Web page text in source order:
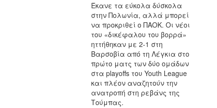
Έκανε τα εύκολα δύσκολα
στην Πολωνία, αλλά μπορεί
να προκριθεί ο ΠΑΟΚ. Οι νέοι
του «δικέφαλου του βορρά»
ηττήθηκαν με 2-1 στη
Βαρσοβία από τη Λέγκια στο
πρώτο ματς των δύο ομάδων
στα playoffs του Youth League
και πλέον αναζητούν την
ανατροπή στη ρεβάνς της
Τούμπας.